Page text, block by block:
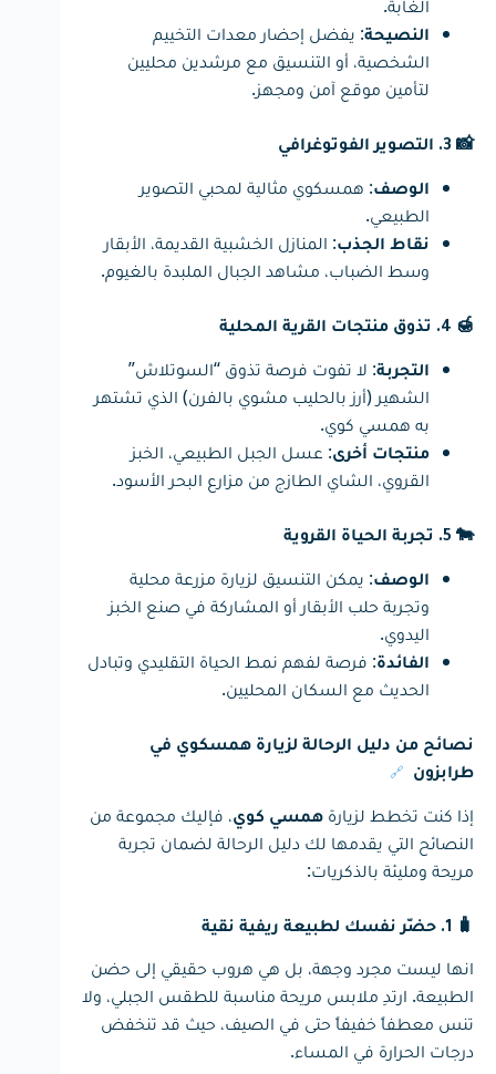
الغابة.
النصيحة: يفضل إحضار معدات التخييم
الشخصية، أو التنسيق مع مرشدين محليين
لتأمين موقع آمن ومجهز.
📸 3. التصوير الفوتوغرافي
الوصف: همسكوي مثالية لمحبي التصوير
الطبيعي.
نقاط الجذب: المنازل الخشبية القديمة، الأبقار
وسط الضباب، مشاهد الجبال الملبدة بالغيوم.
🍯 4. تذوق منتجات القرية المحلية
التجربة: لا تفوت فرصة تذوق “السوتلاش”
الشهير (أرز بالحليب مشوي بالفرن) الذي تشتهر
به همسي كوي.
منتجات أخرى: عسل الجبل الطبيعي، الخبز
القروي، الشاي الطازج من مزارع البحر الأسود.
🐄 5. تجربة الحياة القروية
الوصف: يمكن التنسيق لزيارة مزرعة محلية
وتجربة حلب الأبقار أو المشاركة في صنع الخبز
اليدوي.
الفائدة: فرصة لفهم نمط الحياة التقليدي وتبادل
الحديث مع السكان المحليين.
نصائح من دليل الرحالة لزيارة همسكوي في
طرابزون
🔗
إذا كنت تخطط لزيارة همسي كوي، فإليك مجموعة من
النصائح التي يقدمها لك دليل الرحالة لضمان تجربة
مريحة ومليئة بالذكريات:
🧳 1. حضّر نفسك لطبيعة ريفية نقية
انها ليست مجرد وجهة، بل هي هروب حقيقي إلى حضن
الطبيعة. ارتدِ ملابس مريحة مناسبة للطقس الجبلي، ولا
تنس معطفاً خفيفاً حتى في الصيف، حيث قد تنخفض
درجات الحرارة في المساء.